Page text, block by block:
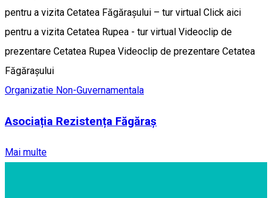
pentru a vizita Cetatea Făgărașului – tur virtual Click aici
pentru a vizita Cetatea Rupea - tur virtual Videoclip de
prezentare Cetatea Rupea Videoclip de prezentare Cetatea
Făgărașului
Organizatie Non-Guvernamentala
Asociația Rezistența Făgăraș
Mai multe